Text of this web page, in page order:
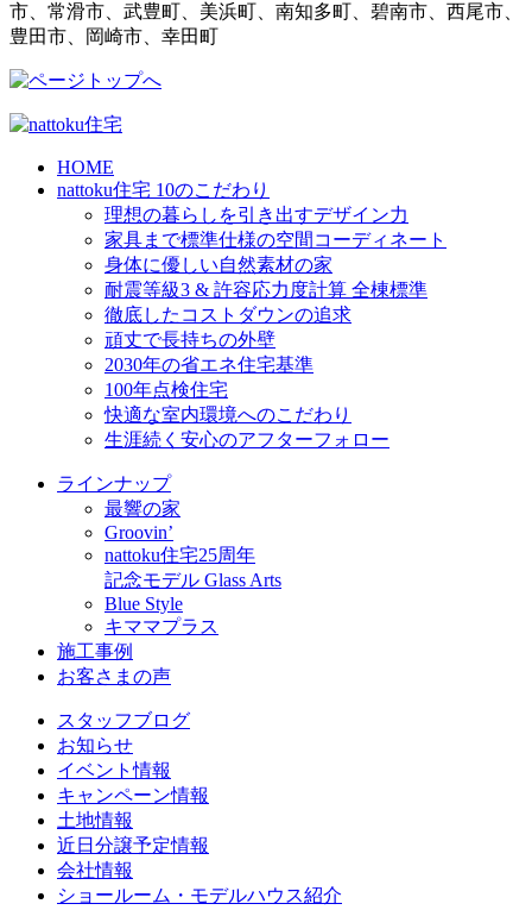
市、常滑市、武豊町、美浜町、南知多町、碧南市、西尾市、
豊田市、岡崎市、幸田町
HOME
nattoku住宅 10のこだわり
理想の暮らしを引き出すデザイン力
家具まで標準仕様の空間コーディネート
身体に優しい自然素材の家
耐震等級3 & 許容応力度計算 全棟標準
徹底したコストダウンの追求
頑丈で長持ちの外壁
2030年の省エネ住宅基準
100年点検住宅
快適な室内環境へのこだわり
生涯続く安心のアフターフォロー
ラインナップ
最響の家
Groovin’
nattoku住宅25周年
記念モデル Glass Arts
Blue Style
キママプラス
施工事例
お客さまの声
スタッフブログ
お知らせ
イベント情報
キャンペーン情報
土地情報
近日分譲予定情報
会社情報
ショールーム・モデルハウス紹介